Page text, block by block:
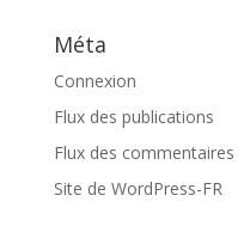
Méta
Connexion
Flux des publications
Flux des commentaires
Site de WordPress-FR